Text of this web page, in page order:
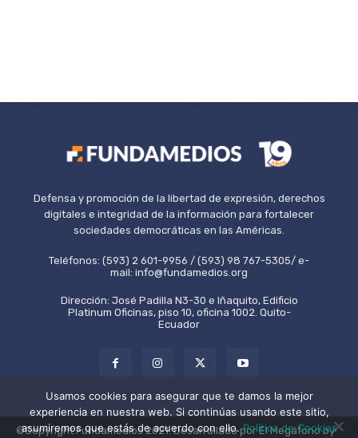
Defensa y promoción de la libertad de expresión, derechos
digitales e integridad de la información para fortalecer
sociedades democráticas en las Américas.
Teléfonos: (593) 2 601-9956 / (593) 98 767-5305/ e-
mail: info@fundamedios.org
Dirección: José Padilla N3-30 e Iñaquito, Edificio
Platinum Oficinas, piso 10, oficina 1002. Quito-
Ecuador
©Copyright Fundamedios 2021. Desarrollado por El Megáfono by
Usamos cookies para asegurar que te damos la mejor
experiencia en nuestra web. Si continúas usando este sitio,
asumiremos que estás de acuerdo con ello.Política de Cookies